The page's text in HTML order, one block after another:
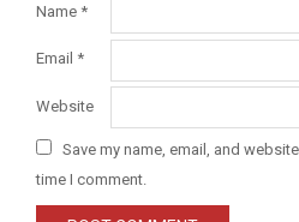
Name *
Email *
Website
Save my name, email, and
time I comment.